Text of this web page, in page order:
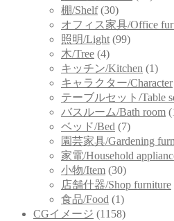
棚/Shelf (30)
オフィス家具/Office
照明/Light (99)
木/Tree (4)
キッチン/Kitchen (1)
キャラクター/Character
テーブルセット/Table
バスルーム/Bath room
ベッド/Bed (7)
園芸家具/Gardening
家電/Household
小物/Item (30)
店舗什器/Shop furniture
食品/Food (1)
CGイメージ (1158)